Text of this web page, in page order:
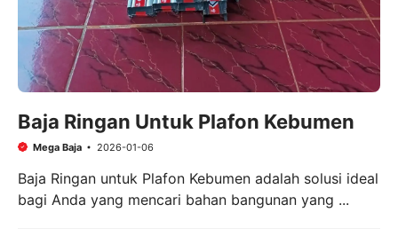
Baja Ringan Untuk Plafon Kebumen
Mega Baja 2026-01-06
Baja Ringan untuk Plafon Kebumen adalah solusi ideal
bagi Anda yang mencari bahan bangunan yang ...